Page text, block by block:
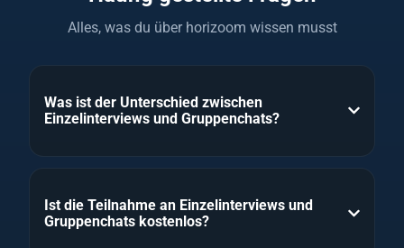
Alles, was du über horizoom wissen musst
Was ist der Unterschied zwischen
Einzelinterviews und Gruppenchats?
Ist die Teilnahme an Einzelinterviews und
Gruppenchats kostenlos?